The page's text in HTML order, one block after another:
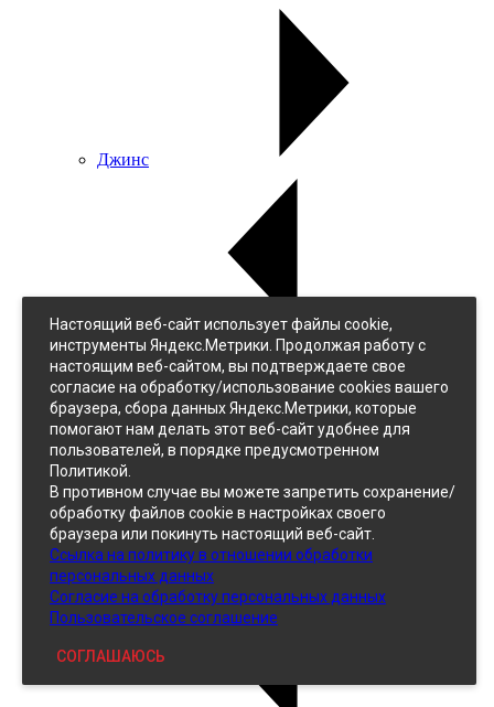
Джинс
Джинс
Однотонный
Принтованный
Кожзам
Настоящий веб-сайт использует файлы cookie,
инструменты Яндекс.Метрики. Продолжая работу с
настоящим веб-сайтом, вы подтверждаете свое
согласие на обработку/использование cookies вашего
браузера, сбора данных Яндекс.Метрики, которые
помогают нам делать этот веб-сайт удобнее для
пользователей, в порядке предусмотренном
Политикой.
В противном случае вы можете запретить сохранение/
обработку файлов cookie в настройках своего
браузера или покинуть настоящий веб-сайт.
Ссылка на политику в отношении обработки
персональных данных
Согласие на обработку персональных данных
Пользовательское соглашение
СОГЛАШАЮСЬ